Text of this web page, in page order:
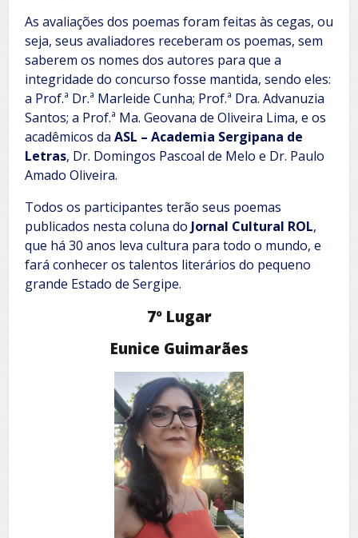
As avaliações dos poemas foram feitas às cegas, ou
seja, seus avaliadores receberam os poemas, sem
saberem os nomes dos autores para que a
integridade do concurso fosse mantida, sendo eles:
a Prof.ª Dr.ª Marleide Cunha; Prof.ª Dra. Advanuzia
Santos; a Prof.ª Ma. Geovana de Oliveira Lima, e os
acadêmicos da ASL – Academia Sergipana de
Letras, Dr. Domingos Pascoal de Melo e Dr. Paulo
Amado Oliveira.
Todos os participantes terão seus poemas
publicados nesta coluna do Jornal Cultural ROL,
que há 30 anos leva cultura para todo o mundo, e
fará conhecer os talentos literários do pequeno
grande Estado de Sergipe.
7º Lugar
Eunice Guimarães